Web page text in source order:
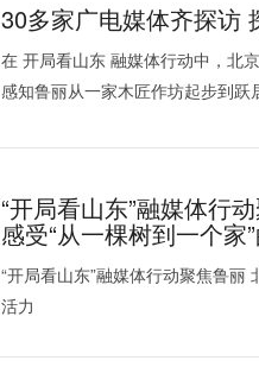
30多家广电媒体齐探访
在 开局看山东 融媒体行动中，北
感知鲁丽从一家木匠作坊起步到跃
“开局看山东”融媒体行
感受“从一棵树到一个家
“开局看山东”融媒体行动聚焦鲁丽
活力